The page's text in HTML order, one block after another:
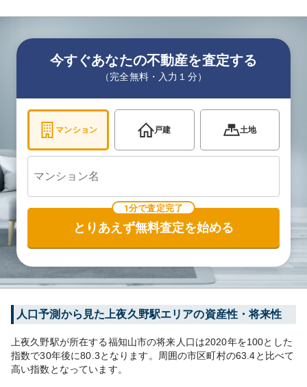
今すぐあなたの不動産を査定する
（完全無料・入力１分）
マンション 戸建 土地
1分で査定完了
とりあえず無料査定を始める
人口予測から見た 上夜久野駅エリアの資産性・将来性
上夜久野駅が所在する福知山市の将来人口は2020年を100とした
指数で30年後に80.3となります。 周囲の市区町村の63.4と比べて
高い指数となっています。